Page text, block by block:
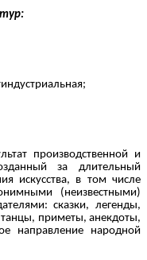
производственной и
за длительный
искусства, в том числе
(неизвестными)
сказки, легенды,
приметы, анекдоты,
направление народной